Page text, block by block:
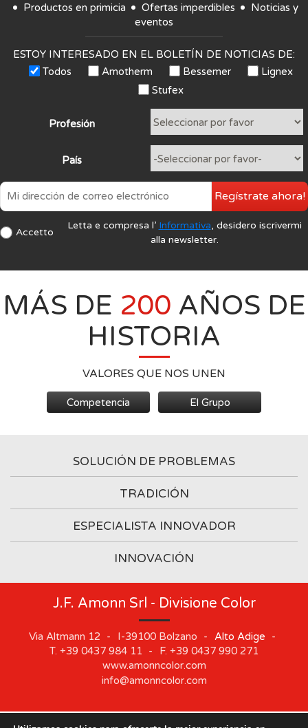
Productos en primicia
Ofertas imperdibles
Noticias y
eventos
ESTOY INTERESADO EN EL BOLETÍN DE NOTICIAS DE:
Todos
Amotherm Bessemer
Lignex
Stufex
Profesión
País
Accetto
Letta e compresa l’ Informativa, desidero iscrivermi
alla newsletter.
Regístrate ahora!
MÁS DE 200 AÑOS DE
HISTORIA
VALORES QUE NOS UNEN
Competencia El Grupo
SOLUCIÓN DE PROBLEMAS
TRADICIÓN
ESPECIALISTA INNOVADOR
INNOVACIÓN
J.F. Amonn Srl - Divisione Color
Via Altmann 12 - I-39100 Bolzano - Alto Adige
-
T. +39 0437 984 11 - F. +39 0437 990 271
www.amonncolor.com
info@amonncolor.com